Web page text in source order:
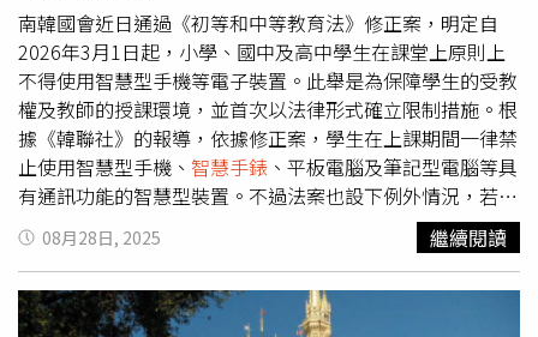
南韓國會近日通過《初等和中等教育法》修正案，明定自
2026年3月1日起，小學、國中及高中學生在課堂上原則上
不得使用智慧型手機等電子裝置。此舉是為保障學生的受教
權及教師的授課環境，並首次以法律形式確立限制措施。根
據《韓聯社》的報導，依據修正案，學生在上課期間一律禁
止使用智慧型手機、 智慧手錶 、平板電腦及筆記型電腦等具
有通訊功能的智慧型裝置。不過法案也設下例外情況，若學
生因身心障礙或特殊教育需求需作為輔助工具使用，或基於
教育目的、緊急狀況，且經校長或教師同意，則可在課堂內
使用相關設備。此外，修正案授權學校校長與教師得視需
要，進一步限制學生在校園範圍內使用或持有智慧型裝置。
08月28日, 2025 繼續閱讀